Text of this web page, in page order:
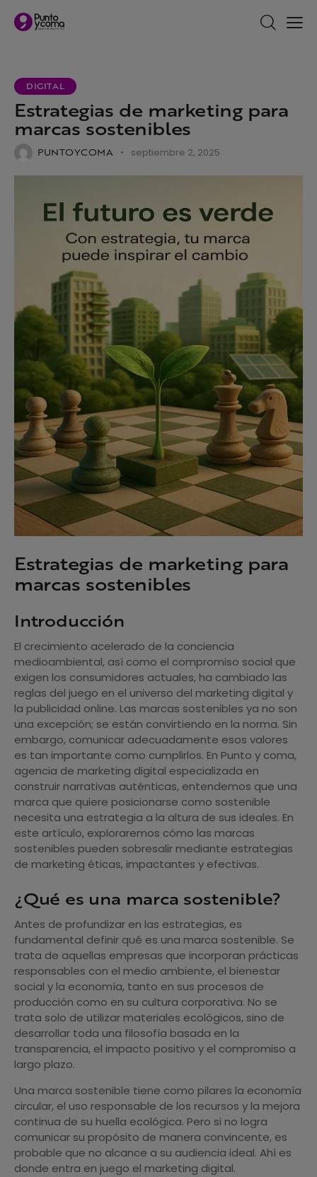
DIGITAL
Estrategias de marketing para
marcas sostenibles
PUNTOYCOMA septiembre 2, 2025
Estrategias de marketing para
marcas sostenibles
Introducción
El crecimiento acelerado de la conciencia
medioambiental, así como el compromiso social que
exigen los consumidores actuales, ha cambiado las
reglas del juego en el universo del marketing digital y
la publicidad online. Las marcas sostenibles ya no son
una excepción; se están convirtiendo en la norma. Sin
embargo, comunicar adecuadamente esos valores
es tan importante como cumplirlos. En Punto y coma,
agencia de marketing digital especializada en
construir narrativas auténticas, entendemos que una
marca que quiere posicionarse como sostenible
necesita una estrategia a la altura de sus ideales. En
este artículo, exploraremos cómo las marcas
sostenibles pueden sobresalir mediante estrategias
de marketing éticas, impactantes y efectivas.
¿Qué es una marca sostenible?
Antes de profundizar en las estrategias, es
fundamental definir qué es una marca sostenible. Se
trata de aquellas empresas que incorporan prácticas
responsables con el medio ambiente, el bienestar
social y la economía, tanto en sus procesos de
producción como en su cultura corporativa. No se
trata solo de utilizar materiales ecológicos, sino de
desarrollar toda una filosofía basada en la
transparencia, el impacto positivo y el compromiso a
largo plazo.
Una marca sostenible tiene como pilares la economía
circular, el uso responsable de los recursos y la mejora
continua de su huella ecológica. Pero si no logra
comunicar su propósito de manera convincente, es
probable que no alcance a su audiencia ideal. Ahí es
donde entra en juego el marketing digital.